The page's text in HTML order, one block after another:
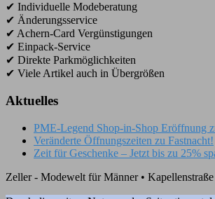
✔ Individuelle Modeberatung
✔ Änderungsservice
✔ Achern-Card Vergünstigungen
✔ Einpack-Service
✔ Direkte Parkmöglichkeiten
✔ Viele Artikel auch in Übergrößen
Aktuelles
PME-Legend Shop-in-Shop Eröffnung
Veränderte Öffnungszeiten zu Fastnacht!
Zeit für Geschenke – Jetzt bis zu 25%
Zeller - Modewelt für Männer •